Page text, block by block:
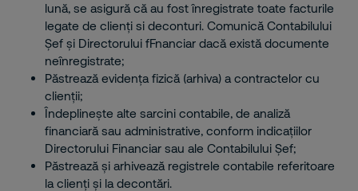
lună, se asigură că au fost înregistrate toate facturile
legate de clienți si deconturi. Comunică Contabilului
Șef și Directorului fFnanciar dacă există documente
neînregistrate;
Păstrează evidența fizică (arhiva) a contractelor cu
clienții;
Îndeplinește alte sarcini contabile, de analiză
financiară sau administrative, conform indicațiilor
Directorului Financiar sau ale Contabilului Șef;
Păstrează și arhivează registrele contabile referitoare
la clienți și la decontări.